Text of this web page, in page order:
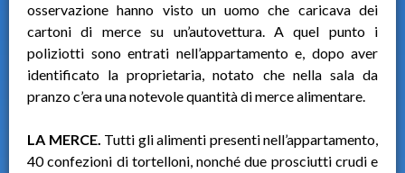
osservazione hanno visto un uomo che caricava dei
cartoni di merce su un’autovettura. A quel punto i
poliziotti sono entrati nell’appartamento e, dopo aver
identificato la proprietaria, notato che nella sala da
pranzo c’era una notevole quantità di merce alimentare.
LA MERCE. Tutti gli alimenti presenti nell’appartamento,
40 confezioni di tortelloni, nonché due prosciutti crudi e